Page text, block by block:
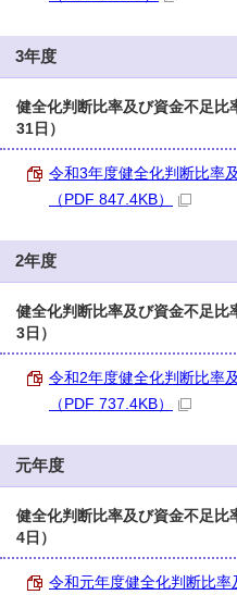
3年度
健全化判断比率及び資金不足比
31日）
令和3年度健全化判断比率
（PDF 847.4KB）
2年度
健全化判断比率及び資金不足比
3日）
令和2年度健全化判断比率
（PDF 737.4KB）
元年度
健全化判断比率及び資金不足比
4日）
令和元年度健全化判断比